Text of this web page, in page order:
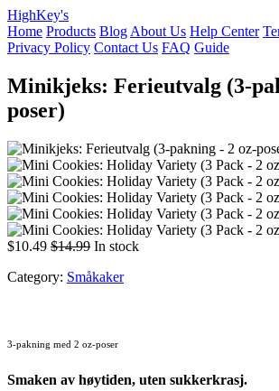
HighKey's
Home Products Blog About Us Help Center
Privacy Policy Contact Us FAQ Guide
Minikjeks: Ferieutvalg (3-
poser)
$10.49 $14.99 In stock
Category: Småkaker
3-pakning med 2 oz-poser
Smaken av høytiden, uten sukkerkrasj.